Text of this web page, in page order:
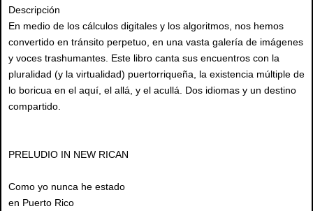
Descripción
En medio de los cálculos digitales y los algoritmos, nos hemos
convertido en tránsito perpetuo, en una vasta galería de imágenes
y voces trashumantes. Este libro canta sus encuentros con la
pluralidad (y la virtualidad) puertorriqueña, la existencia múltiple de
lo boricua en el aquí, el allá, y el acullá. Dos idiomas y un destino
compartido.
PRELUDIO IN NEW RICAN
Como yo nunca he estado
en Puerto Rico